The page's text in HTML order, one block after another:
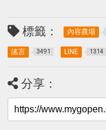
標籤： 內容農場
謠言 3491 LINE 1314
分享：